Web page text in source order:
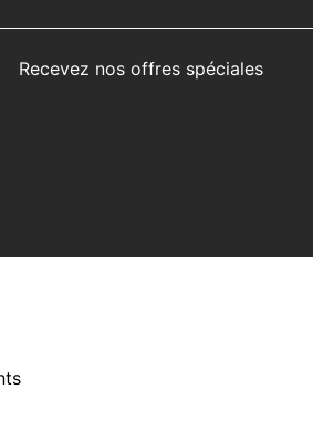
Recevez nos offres spéciales